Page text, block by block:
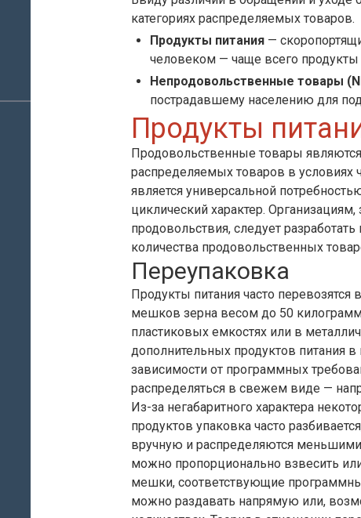
категориях распределяемых товаров.
Продукты питания —
человеком — чаще всего продукты
Непродовольственные товары
пострадавшему населению для
Продукты
Продовольственные товары
распределяемых товаров в условиях
является универсальной
циклический характер.
продовольствия, следует
количества продовольственных
Переупаковка
Продукты питания часто
мешков зерна весом до 50
пластиковых емкостях или в
дополнительных продуктов питания
зависимости от программных
распределяться в свежем виде —
Из-за негабаритного характера
продуктов упаковка часто
вручную и распределяются
можно пропорционально взвесить
мешки, соответствующие
можно раздавать напрямую или,